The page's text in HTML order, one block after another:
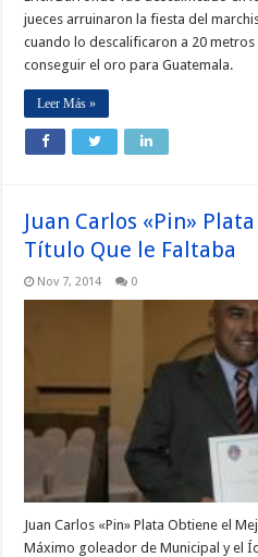
jueces arruinaron la fiesta del
cuando lo descalificaron a 20
conseguir el oro para Guatemala.
Leer Más »
Juan Carlos «Pin»
Título Que le Faltaba
Nov 7, 2014 0
Juan Carlos «Pin» Plata Obtiene el
Máximo goleador de Municipal y el